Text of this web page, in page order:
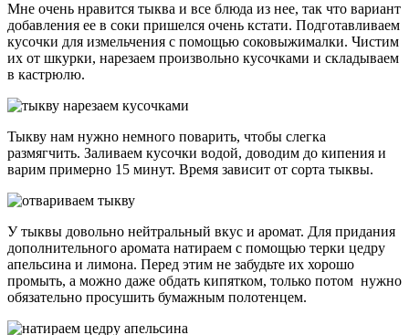
Мне очень нравится тыква и все блюда из нее, так что вариант
добавления ее в соки пришелся очень кстати. Подготавливаем
кусочки для измельчения с помощью соковыжималки. Чистим
их от шкурки, нарезаем произвольно кусочками и складываем
в кастрюлю.
Тыкву нам нужно немного поварить, чтобы слегка
размягчить. Заливаем кусочки водой, доводим до кипения и
варим примерно 15 минут. Время зависит от сорта тыквы.
У тыквы довольно нейтральный вкус и аромат. Для придания
дополнительного аромата натираем с помощью терки цедру
апельсина и лимона. Перед этим не забудьте их хорошо
промыть, а можно даже обдать кипятком, только потом нужно
обязательно просушить бумажным полотенцем.